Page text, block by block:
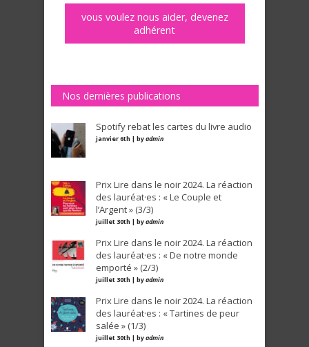
vous voulez nous aider, devenez
adhérent
Nos dernières publications
Spotify rebat les cartes du livre audio
janvier 6th | byadmin
Prix Lire dans le noir 2024. La réaction
des lauréat·es : « Le Couple et
l’Argent » (3/3)
juillet 30th | byadmin
Prix Lire dans le noir 2024. La réaction
des lauréat·es : « De notre monde
emporté » (2/3)
juillet 30th | byadmin
Prix Lire dans le noir 2024. La réaction
des lauréat·es : « Tartines de peur
salée » (1/3)
juillet 30th | byadmin